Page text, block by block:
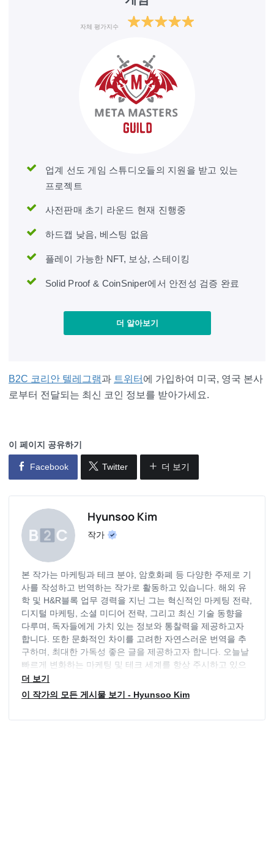
자체 평가지수
업계 선도 게임 스튜디오들의 지원을 받고 있는
프로젝트
사전판매 초기 라운드 현재 진행중
하드캡 낮음, 베스팅 없음
플레이 가능한 NFT, 보상, 스테이킹
Solid Proof & CoinSniper에서 안전성 검증 완료
더 알아보기
B2C 코리안 텔레그램과 트위터 에 가입하여 미국, 영국 본사
로부터 전달되는 최신 코인 정보를 받아가세요.
이 페이지 공유하기
Facebook Twitter 더 보기
Hyunsoo Kim
작가
본 작가는 마케팅과 테크 분야, 암호화폐 등 다양한 주제로 기
사를 작성하고 번역하는 작가로 활동하고 있습니다. 해외 유
학 및 H&R블록 업무 경력을 지닌 그는 혁신적인 마케팅 전략,
디지털 마케팅, 소셜 미디어 전략, 그리고 최신 기술 동향을
다루며, 독자들에게 가치 있는 정보와 통찰력을 제공하고자
합니다. 또한 문화적인 차이를 고려한 자연스러운 번역을 추
구하며, 최대한 가독성 좋은 글을 제공하고자 합니다. 오늘날
빠르게 변화하는 마케팅 및 테크 세계를 항상 주시하고 있으
며, 독자들의 요구에 부응하기 위해 늘 최신 동향을 파악하고
있습니다.
더 보기
이 작가의 모든 게시물 보기 - Hyunsoo Kim